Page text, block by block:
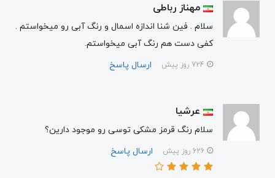
مهناز رباطی
سلام . فین شنا اندازه اسمال و رنگ آبی رو میخواستم .
کفی دست هم رنگ آبی میخواستم.
ارسال پاسخ
عرشیا
سلام رنگ قرمز مشکی توسی رو موجود دارین؟
ارسال پاسخ